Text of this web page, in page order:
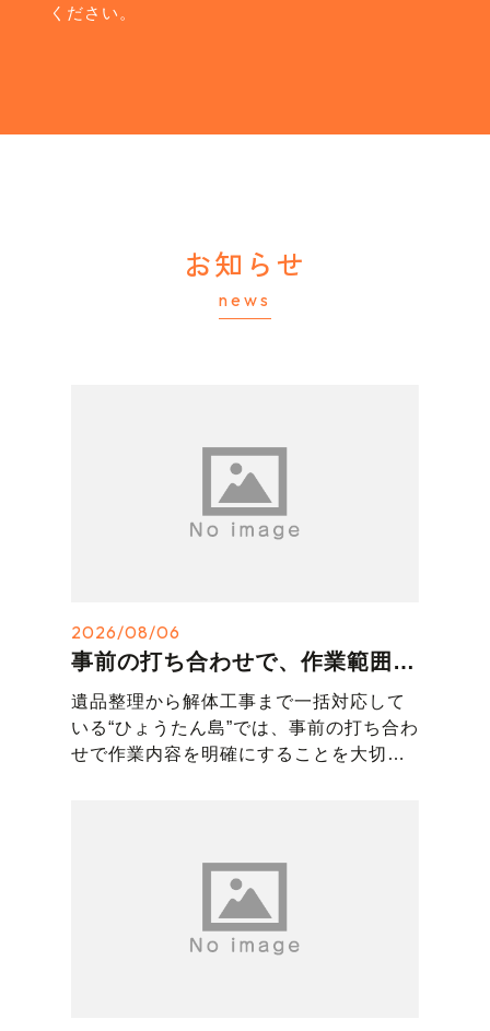
ください。
お知らせ
news
2026/08/06
事前の打ち合わせで、作業範囲をしっかりチェック
遺品整理から解体工事まで一括対応して
いる“ひょうたん島”では、事前の打ち合わ
せで作業内容を明確にすることを大切に
きたい物、搬出方法などを細かく確認。
レトロな古道具や再利用できる品がある
場合は、リサイクルショップとして査定
や買取のご相談も可能です。